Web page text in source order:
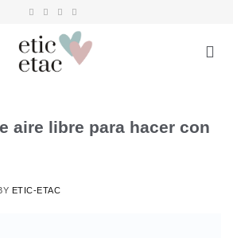
aire libre para hacer con
ETIC-ETAC